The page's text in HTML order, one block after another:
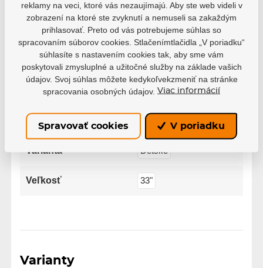
Parametre
Výrobce Grit
Farba Čierna
Varianta Detské
Veľkosť 33"
Varianty
reklamy na veci, ktoré vás nezaujímajú. Aby ste web videli v
zobrazení na ktoré ste zvyknutí a nemuseli sa zakaždým
prihlasovať. Preto od vás potrebujeme súhlas so
spracovaním súborov cookies. Stlačenímtlačidla „V poriadku“
súhlasíte s nastavením cookies tak, aby sme vám
poskytovali zmysluplné a užitočné služby na základe vašich
údajov. Svoj súhlas môžete kedykoľvekzmeniť na stránke
spracovania osobných údajov. Viac informácií
Spravovať cookies V poriadku